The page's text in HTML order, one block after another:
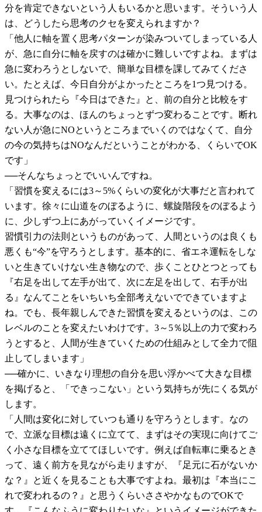
分を肯定できないという人もいるかと思います。そういう人
は、どうしたら思考のクセを変えられますか？
「他人に軸を置く思考パターンが染みついてしまっている人
が、急に自分に軸を戻すのは確かに難しいですよね。まずは
急に変わろうとしないで、簡単な目標を課してみてくださ
い。たとえば、今日自分がよかったところを1つ見つける。
見つけられたら『今日はできた』と、前の自分と比較をす
る。大事なのは、ほんのちょっとずつ変わることです。断れ
ない人が急にNOというところまでいくのではなくて、自分
の今の気持ちはNOなんだということがわかる、くらいでOK
です」
──そんなちょっとでいいんですね。
「習慣を変えるには3～5%くらいの変化が大事だと言われて
います。徐々に山道をのぼるように、螺旋階段をのぼるよう
に、少しずつ上にあがっていくイメージです。
習慣引力の法則というものがあって、人間というのは良くも
悪くも“今”を守ろうとします。基本的に、省エネ運転をしな
いと生きていけない生き物なので、歩くことひとつとっても
『右足を出して左手が出て、次に左足を出して、右手が出
る』なんてことをいちいち全部考えないでできていますよ
ね。でも、長年親しんできた習慣を変えるというのは、この
レベルのことを変えたいわけです。3～5％以上の力で変わろ
うとすると、人間が生きていくための仕組みとして全力で阻
止してしまいます」
──確かに、いきなり理想の自分を思い浮かべて大きな目標
を掲げると、「できっこない」という気持ちが先にくる気が
します。
「人間は変化に対していつも通りを守ろうとします。なの
で、立派な目標は遠くに立てて、まずはその実現に向けてご
く小さな目標を立ててほしいです。例えば自転車に乗るとき
って、遠く前方を見ながら走りますが、『足元に石がないか
な？』と近くを見ることも大事ですよね。最初は『本当にこ
れで変われるの？』と思うくらいささやかなものでOKで